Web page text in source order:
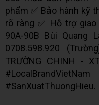
phẩm ✅ Bảo hành kỹ
rõ ràng ✅ Hỗ trợ
90A-90B Bùi Quang
0708.598.920
TRƯỜNG CHINH -
#SanXuatThuongHieu.